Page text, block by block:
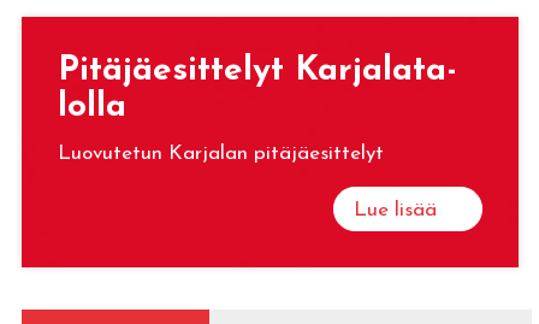
Pi­tä­jäe­sit­te­lyt Kar­ja­la­ta­
lol­la
Luovutetun Karjalan pitäjäesittelyt
Lue lisää